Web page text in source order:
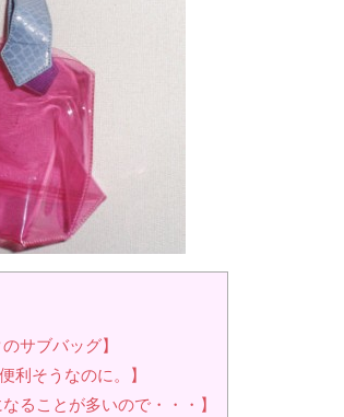
サブバッグ】
利そうなのに。】
ることが多いので・・・】